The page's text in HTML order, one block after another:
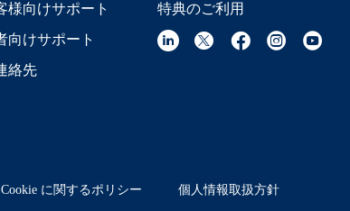
様向けサポート
向けサポート
絡先
特典のご利用
Cookie に関するポリシー 個人情報取扱方針